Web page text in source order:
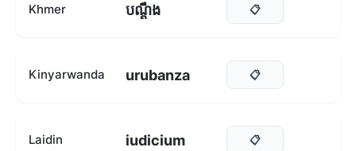
Khmer បណ្តឹង 📋
Kinyarwanda urubanza 📋
Laidin iudicium 📋